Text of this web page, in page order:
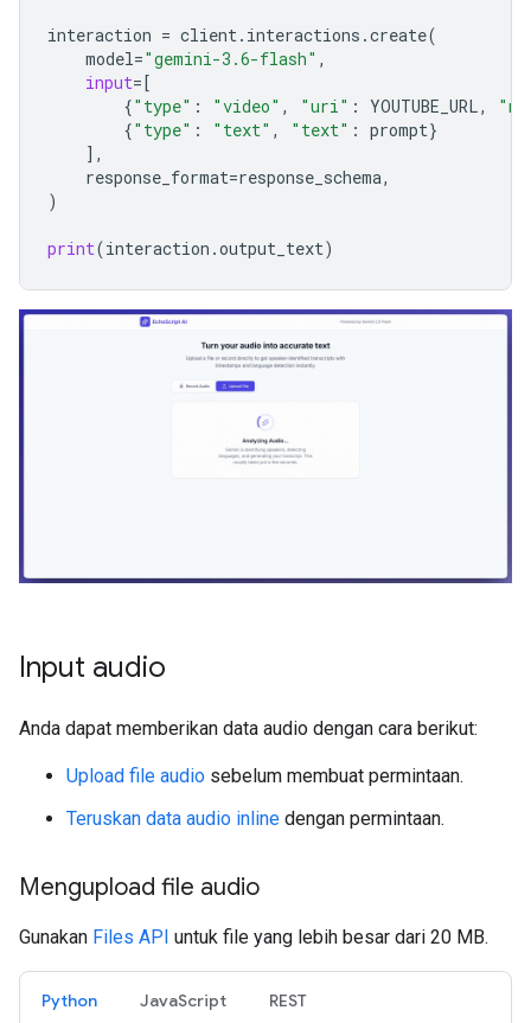
interaction = client. interactions .create(
model="gemini-3.6-flash" ,
input=[
{"type" : "video" , "uri" : YOUTUBE_URL,
{"type" : "text" , "text" : prompt}
],
response_format=response_schema,
)
print(interaction .output_text)
Input audio
Anda dapat memberikan data audio dengan cara berikut:
Upload file audio sebelum membuat permintaan.
Teruskan data audio inline dengan permintaan.
Mengupload file audio
Gunakan Files API untuk file yang lebih besar dari 20 MB.
Python JavaScript REST